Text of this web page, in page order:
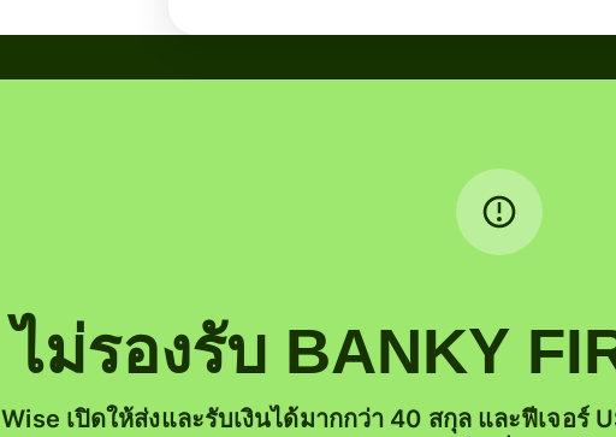
ไม่รองรับ BANKY
Wise เปิดให้ส่งและรับเงินได้มากกว่า 40 สกุล และฟีเจอร์